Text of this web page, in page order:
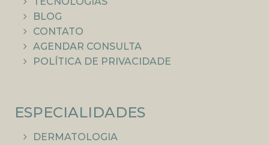
BLOG
CONTATO
AGENDAR CONSULTA
POLÍTICA DE PRIVACIDADE
ESPECIALIDADES
DERMATOLOGIA